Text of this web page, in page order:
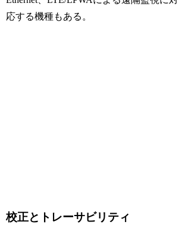
応する機種もある。
校正とトレーサビリティ